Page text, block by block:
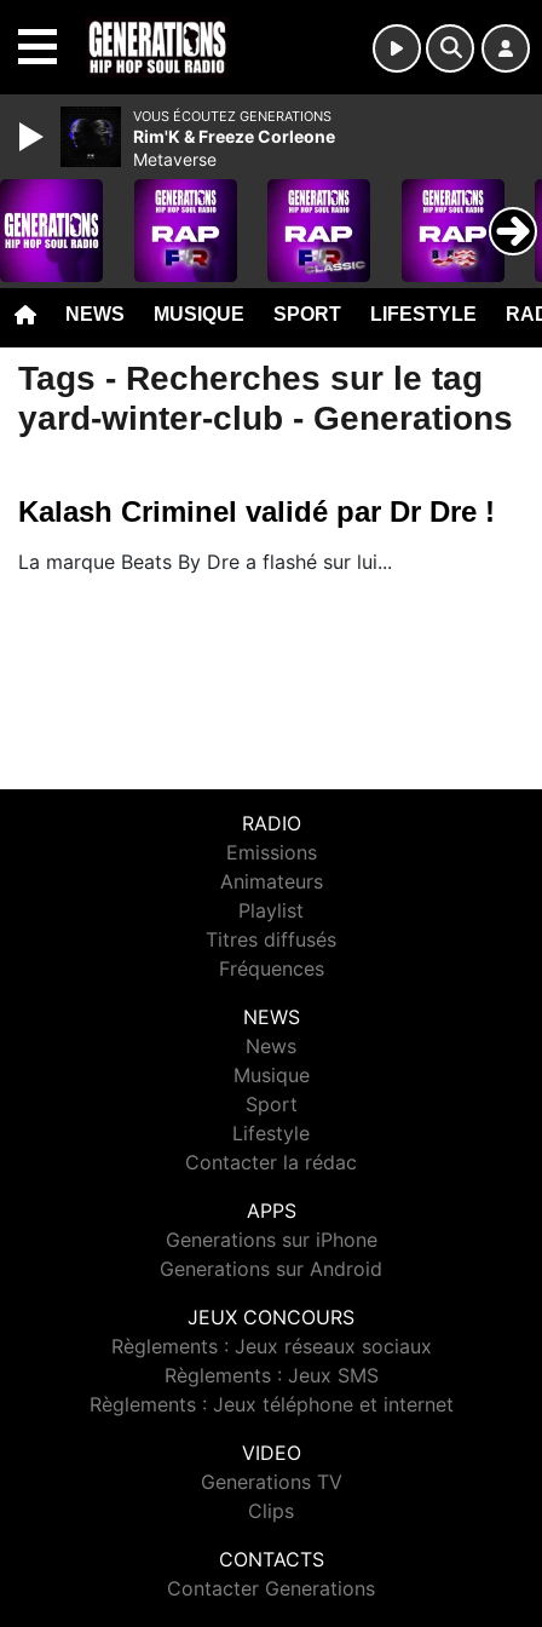
NEWS MUSIQUE SPORT LIFESTYLE
Tags - Recherches sur le tag
yard-winter-club - Generations
Kalash Criminel validé par Dr Dre !
La marque Beats By Dre a flashé sur lui...
RADIO
Emissions
Animateurs
Playlist
Titres diffusés
Fréquences
NEWS
News
Musique
Sport
Lifestyle
Contacter la rédac
APPS
Generations sur iPhone
Generations sur Android
JEUX CONCOURS
Règlements : Jeux réseaux sociaux
Règlements : Jeux SMS
Règlements : Jeux téléphone et internet
VIDEO
Generations TV
Clips
CONTACTS
Contacter Generations
VOUS ÉCOUTEZ GENERATIONS
Rim'K & Freeze Corleone
Metaverse